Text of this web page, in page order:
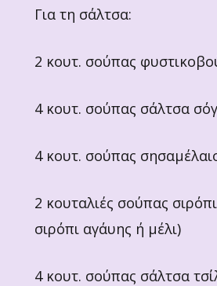
Για τη σάλτσα:
2 κουτ. σούπας
4 κουτ. σούπας σάλτσα
4 κουτ. σούπας
2 κουταλιές σούπας
σιρόπι αγάυης ή μέλι)
4 κουτ. σούπας σάλτσα